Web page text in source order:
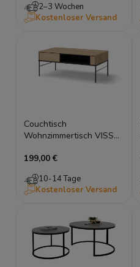
2–3 Wochen
Kostenloser Versand
Couchtisch
Wohnzimmertisch VISSO
Linear, mit Ablage,
199,00 €
10-14 Tage
Kostenloser Versand